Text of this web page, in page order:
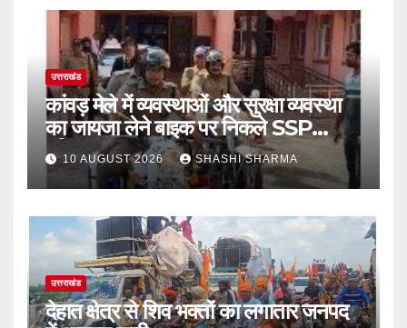
उत्तराखंड
कांवड़ मेले में व्यवस्थाओं और सुरक्षा व्यवस्था
का जायजा लेने बाइक पर निकले SSP
हरिद्वार
10 AUGUST 2026 SHASHI SHARMA
उत्तराखंड
देहात क्षेत्र से शिव भक्तों का लगातार जनपद